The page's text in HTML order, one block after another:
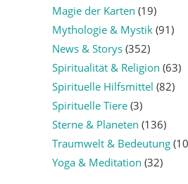
Magie der Karten (19)
Mythologie & Mystik(91)
News & Storys(352)
Spiritualität & Religion (63)
Spirituelle Hilfsmittel (82)
Spirituelle Tiere(3)
Sterne & Planeten (136)
Traumwelt & Bedeutung
Yoga & Meditation (32)